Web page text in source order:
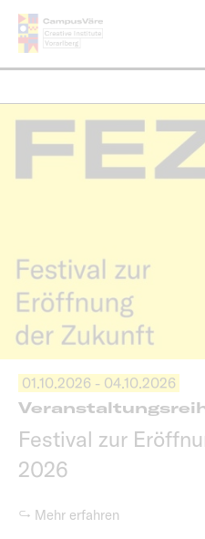
Inhalt
01.10.2026 - 04.10.2026
Festival zur
2026
↪ Mehr erfahren